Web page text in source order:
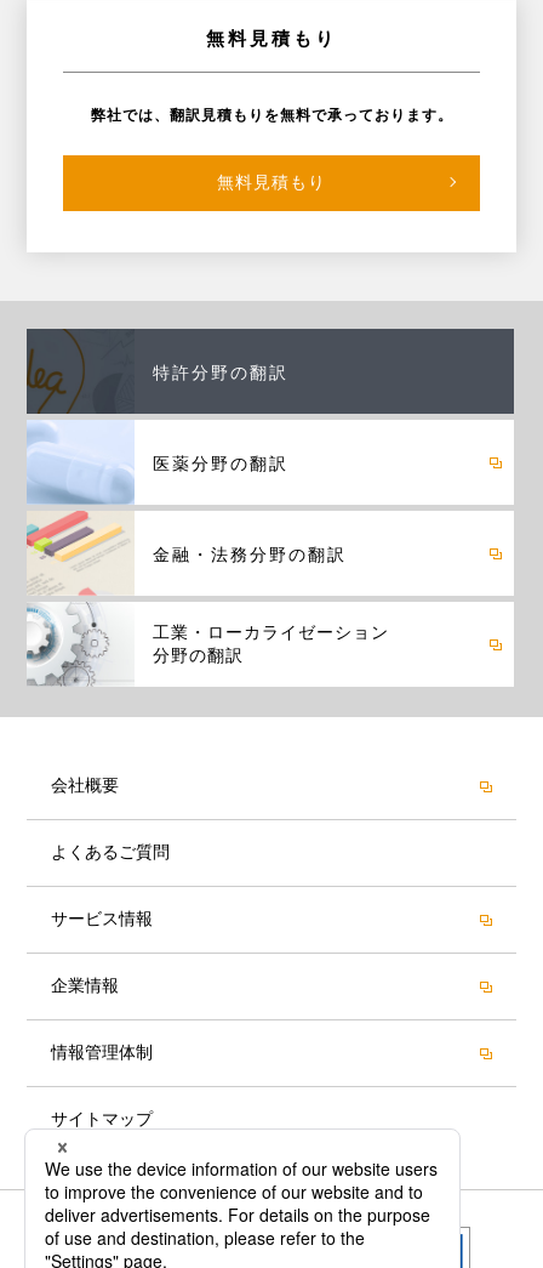
無料見積もり
弊社では、翻訳見積もりを無料で承っております。
無料見積もり
特許分野の翻訳
医薬分野の翻訳
金融・法務分野の翻訳
工業・ローカライゼーション
分野の翻訳
会社概要
よくあるご質問
サービス情報
企業情報
情報管理体制
サイトマップ